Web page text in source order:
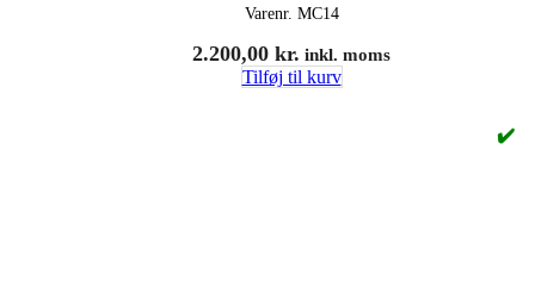
Varenr. MC14
2.200,00 kr. inkl. moms
Tilføj til kurv
✔️